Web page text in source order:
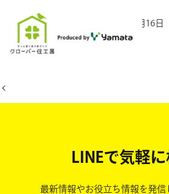
2025年10月16日
LINEで気軽
最新情報やお役立ち情報を発信